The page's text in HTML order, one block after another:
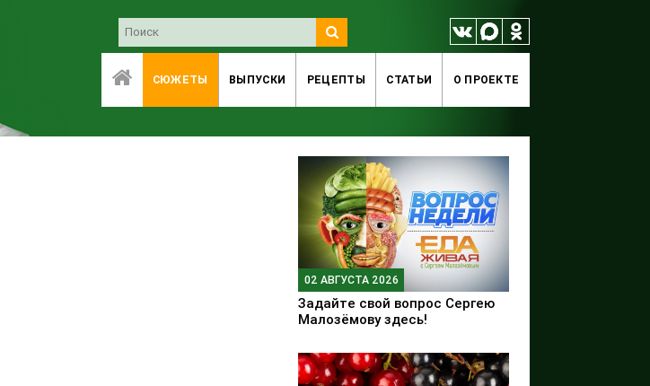
СЮЖЕТЫ ВЫПУСКИ РЕЦЕПТЫ СТАТЬИ O ПРОЕКТЕ
02 АВГУСТА 2026
Задайте свой вопрос Сергею
Малозёмову здесь!